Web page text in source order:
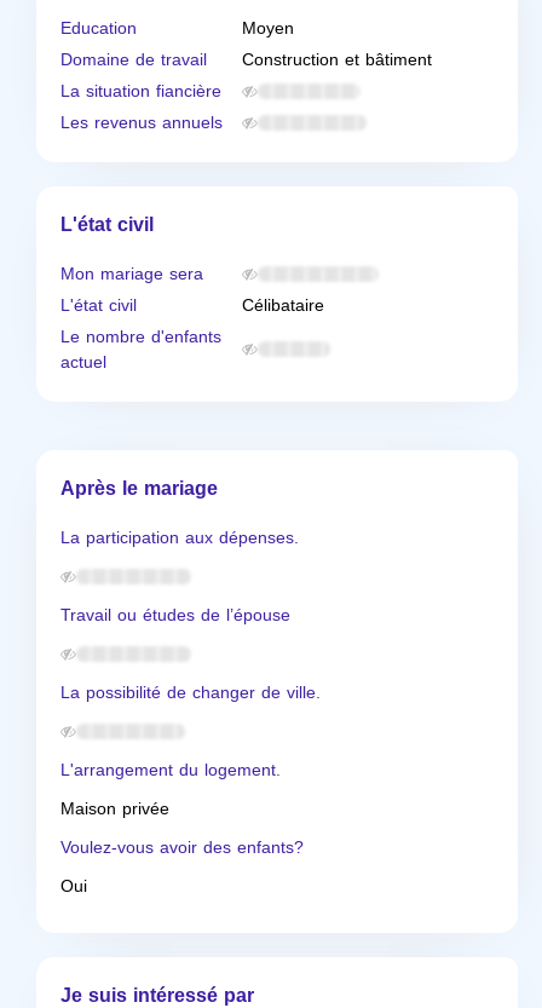
Education
Moyen
Domaine de travail
Construction et bâtiment
La situation fiancière
Les revenus annuels
L'état civil
Mon mariage sera
L'état civil
Célibataire
Le nombre d'enfants
actuel
Après le mariage
La participation aux dépenses.
Travail ou études de l’épouse
La possibilité de changer de ville.
L'arrangement du logement.
Maison privée
Voulez-vous avoir des enfants?
Oui
Je suis intéressé par